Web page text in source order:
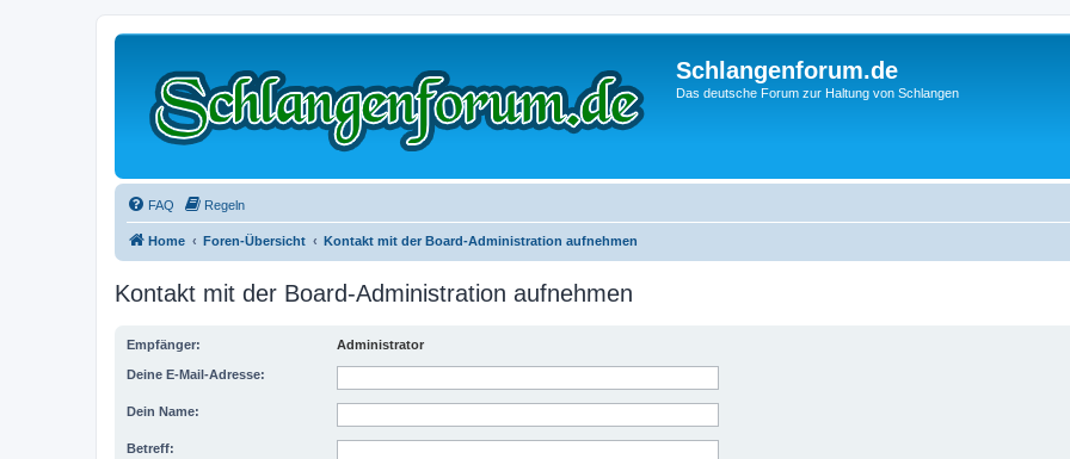
Schlangenforum.de
Das deutsche Forum zur Haltung von Schlangen
FAQ Regeln
Home Foren-Übersicht Kontakt mit der Board-Administration aufnehmen
Kontakt mit der Board-Administration aufnehmen
Empfänger: Administrator
Deine E-Mail-Adresse:
Dein Name:
Betreff: